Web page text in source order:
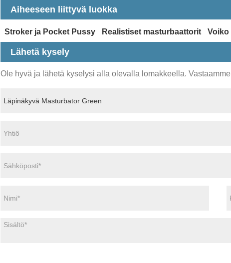
Aiheeseen liittyvä luokka
Stroker ja Pocket Pussy Realistiset masturbaattorit Voiko
Lähetä kysely
Ole hyvä ja lähetä kyselysi alla olevalla lomakkeella.